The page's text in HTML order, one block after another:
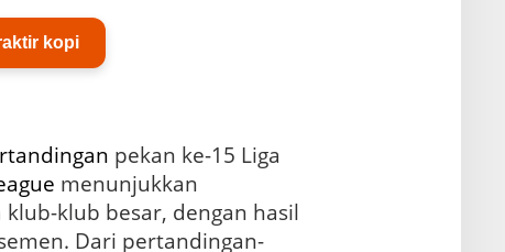
kopi
pekan ke-15 Liga
menunjukkan
klub besar, dengan hasil
Dari pertandingan-